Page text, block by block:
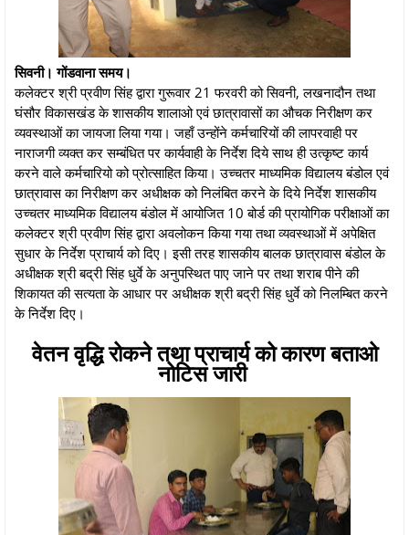
सिवनी। गोंडवाना समय।
कलेक्टर श्री प्रवीण सिंह द्वारा गुरूवार 21 फरवरी को सिवनी, लखनादौन तथा
घंसौर विकासखंड के शासकीय शालाओ एवं छात्रावासों का औचक निरीक्षण कर
व्यवस्थाओं का जायजा लिया गया। जहाँ उन्होंने कर्मचारियों की लापरवाही पर
नाराजगी व्यक्त कर सम्बंधित पर कार्यवाही के निर्देश दिये साथ ही उत्कृष्ट कार्य
करने वाले कर्मचारियो को प्रोत्साहित किया। उच्चतर माध्यमिक विद्यालय बंडोल एवं
छात्रावास का निरीक्षण कर अधीक्षक को निलंबित करने के दिये निर्देश शासकीय
उच्चतर माध्यमिक विद्यालय बंडोल में आयोजित 10 बोर्ड की प्रायोगिक परीक्षाओं का
कलेक्टर श्री प्रवीण सिंह द्वारा अवलोकन किया गया तथा व्यवस्थाओं में अपेक्षित
सुधार के निर्देश प्राचार्य को दिए। इसी तरह शासकीय बालक छात्रावास बंडोल के
अधीक्षक श्री बद्री सिंह धुर्वे के अनुपस्थित पाए जाने पर तथा शराब पीने की
शिकायत की सत्यता के आधार पर अधीक्षक श्री बद्री सिंह धुर्वे को निलम्बित करने
के निर्देश दिए।
वेतन वृद्धि रोकने तथा प्राचार्य को कारण बताओ
नोटिस जारी